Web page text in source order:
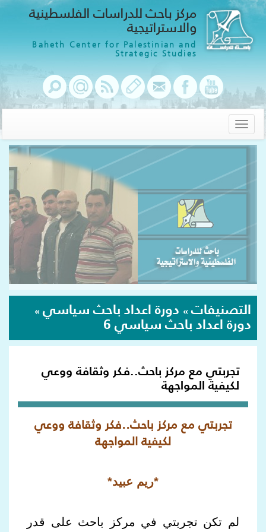
مركز باحث للدراسات الفلسطينية
والاستراتيجية
Baheth Center for Palestinian and
Strategic Studies
Toggle
navigation
التصنيفات » دورة اعداد باحث سياسي »
دورة اعداد باحث سياسي 6
تجربتي مع مركز باحث..فكر وثقافة ووعي
لكيفية المواجهة
تجربتي مع مركز باحث..فكر وثقافة ووعي
لكيفية المواجهة
*ريم عبيد*
لم تكن تجربتي في مركز باحث على قدر